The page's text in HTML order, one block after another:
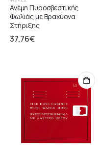
Ανέμη Πυροσβεστικής
Φωλιάς με Βραχύονα
Στήριξης
37.76€